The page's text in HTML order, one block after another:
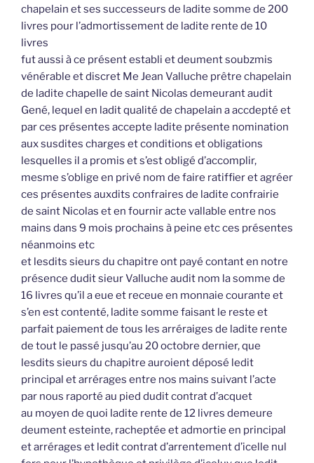
chapelain et ses successeurs de ladite somme de 200
livres pour l’admortissement de ladite rente de 10
livres
fut aussi à ce présent establi et deument soubzmis
vénérable et discret Me Jean Valluche prêtre chapelain
de ladite chapelle de saint Nicolas demeurant audit
Gené, lequel en ladit qualité de chapelain a accdepté et
par ces présentes accepte ladite présente nomination
aux susdites charges et conditions et obligations
lesquelles il a promis et s’est obligé d’accomplir,
mesme s’oblige en privé nom de faire ratiffier et agréer
ces présentes auxdits confraires de ladite confrairie
de saint Nicolas et en fournir acte vallable entre nos
mains dans 9 mois prochains à peine etc ces présentes
néanmoins etc
et lesdits sieurs du chapitre ont payé contant en notre
présence dudit sieur Valluche audit nom la somme de
16 livres qu’il a eue et receue en monnaie courante et
s’en est contenté, ladite somme faisant le reste et
parfait paiement de tous les arréraiges de ladite rente
de tout le passé jusqu’au 20 octobre dernier, que
lesdits sieurs du chapitre auroient déposé ledit
principal et arrérages entre nos mains suivant l’acte
par nous raporté au pied dudit contrat d’acquet
au moyen de quoi ladite rente de 12 livres demeure
deument esteinte, racheptée et admortie en principal
et arrérages et ledit contrat d’arrentement d’icelle nul